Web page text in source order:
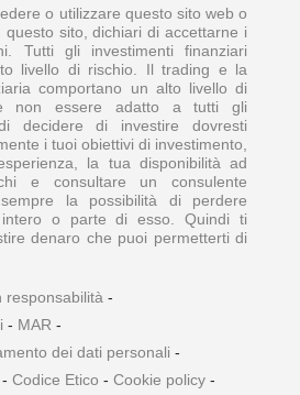
o utilizzare questo sito web o
questo sito, dichiari di accettarne i
Tutti gli investimenti finanziari
livello di rischio. Il trading e la
comportano un alto livello di
non essere adatto a tutti gli
decidere di investire dovresti
i tuoi obiettivi di investimento,
la tua disponibilità ad
e consultare un consulente
la possibilità di perdere
intero o parte di esso. Quindi ti
denaro che puoi permetterti di
responsabilità -
- MAR -
dei dati personali -
- Codice Etico - Cookie policy -